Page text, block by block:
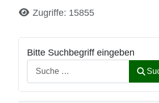
Bitte Suchbegriff eingeben
DetailsZugriffe: 15855